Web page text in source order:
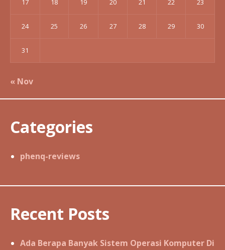
17 18 19 20 21 22 23
24 25 26 27 28 29 30
31
« Nov
Categories
phenq-reviews
Recent Posts
Ada Berapa Banyak Sistem Operasi Komputer Di